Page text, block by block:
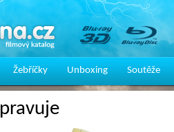
Žebříčky Unboxing Soutěže